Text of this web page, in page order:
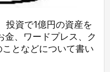
投資で1億円の資産を
金、ワードプレス、ク
となどについて書い